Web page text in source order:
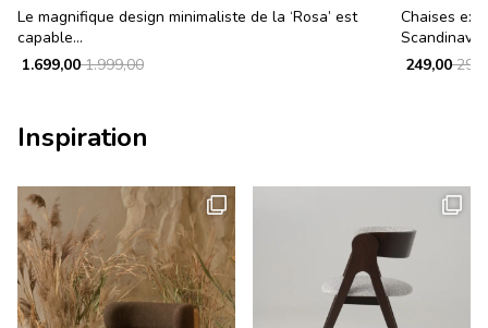
Le magnifique design minimaliste de la ‘Rosa’ est
capable...
1.999,00
1.699,00
Chaises
Scandinave !
249,00
Inspiration